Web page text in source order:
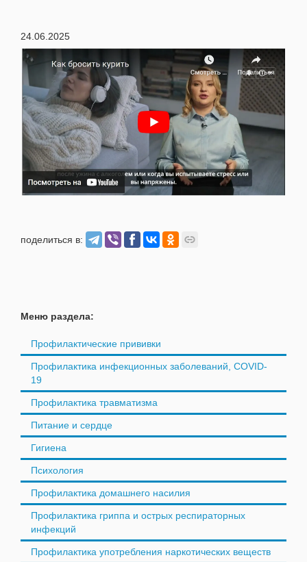
24.06.2025
поделиться в:
Меню раздела:
Профилактические прививки
Профилактика инфекционных заболеваний, COVID-
19
Профилактика травматизма
Питание и сердце
Гигиена
Психология
Профилактика домашнего насилия
Профилактика гриппа и острых респираторных
инфекций
Профилактика употребления наркотических веществ